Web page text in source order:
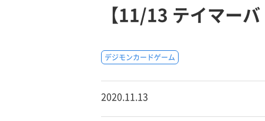
【11/13 テイマーバ
デジモンカードゲーム
2020.11.13